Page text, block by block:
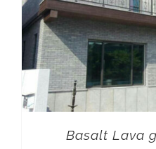
Basalt Lava